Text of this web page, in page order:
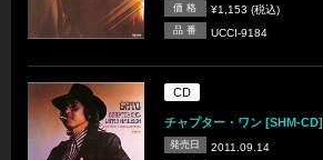
価 格 ¥1,153 (税込)
品 番 UCCI-9184
CD
チャプター・ワン [SHM-CD]
発売日 2011.09.14